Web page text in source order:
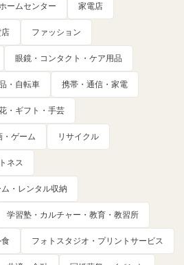
ームセンター 家電店
ファッション
眼鏡・コンタクト・ケア用品
・自転車 携帯・通信・家電
・ギフト・手芸
・ゲーム リサイクル
ネス
・レンタル収納
学習塾・カルチャー・教育・教習所
フォトスタジオ・プリントサービス